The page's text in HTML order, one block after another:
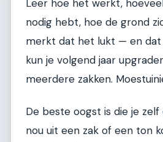
Leer hoe het werkt,
nodig hebt, hoe de grond
merkt dat het lukt — en
kun je volgend jaar
meerdere zakken.
De beste oogst is die je
nou uit een zak of een ton